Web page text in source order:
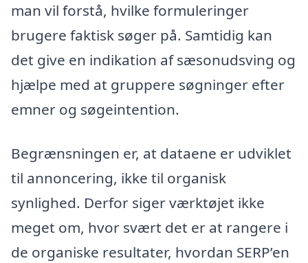
man vil forstå, hvilke formuleringer
brugere faktisk søger på. Samtidig kan
det give en indikation af sæsonudsving og
hjælpe med at gruppere søgninger efter
emner og søgeintention.
Begrænsningen er, at dataene er udviklet
til annoncering, ikke til organisk
synlighed. Derfor siger værktøjet ikke
meget om, hvor svært det er at rangere i
de organiske resultater, hvordan SERP’en